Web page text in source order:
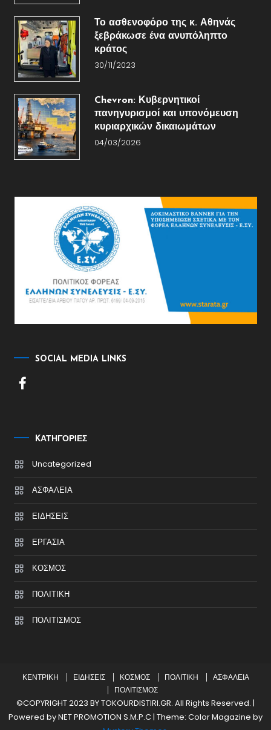
Το ασθενοφόρο της κ. Αθηνάς
ξεβράκωσε ένα ανυπόληπτο
κράτος
30/11/2023
Chevron: Κυβερνητικοί
πανηγυρισμοί και υπονόμευση
κυριαρχικών δικαιωμάτων
04/03/2026
SOCIAL MEDIA LINKS
KΑΤΗΓΟΡΊΕΣ
Uncategorized
ΑΣΦΑΛΕΙΑ
ΕΙΔΗΣΕΙΣ
ΕΡΓΑΣΙΑ
ΚΟΣΜΟΣ
ΠΟΛΙΤΙΚΗ
ΠΟΛΙΤΙΣΜΟΣ
ΚΕΝΤΡΙΚΗ ΕΙΔΗΣΕΙΣ ΚΟΣΜΟΣ ΠΟΛΙΤΙΚΗ
ΑΣΦΑΛΕΙΑ
ΠΟΛΙΤΙΣΜΟΣ
©COPYRIGHT 2023 BY TOKOURDISTIRI.GR. All Rights Reserved. |
Powered by NET PROMOTION S.M.P.C| Theme: Color Magazine by